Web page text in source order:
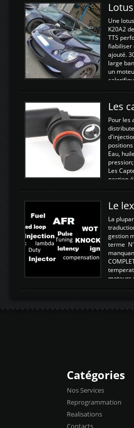
Une
K20A2
TTS
fiabiliser
ajouté.
large
un
Les
Pour les
Eau,
Les
gestion
Le
La
gestion
terme
moteurs
Catégories
Nos Services
Reprogrammation
Realisations
Contacts